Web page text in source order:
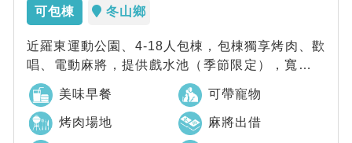
可包棟 冬山鄉
近羅東運動公園、4-18人包棟，包棟獨享烤肉、歡
唱、電動麻將，提供戲水池（季節限定），寬敞明
亮的交誼空間、寵物友善民宿
美味早餐 可帶寵物
烤肉場地 麻將出借